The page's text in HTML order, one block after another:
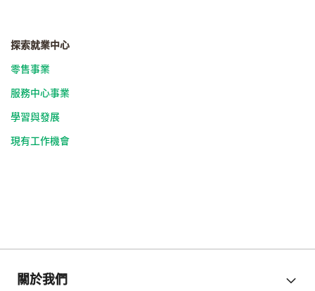
探索就業中心
零售事業
服務中心事業
學習與發展
現有工作機會
關於我們